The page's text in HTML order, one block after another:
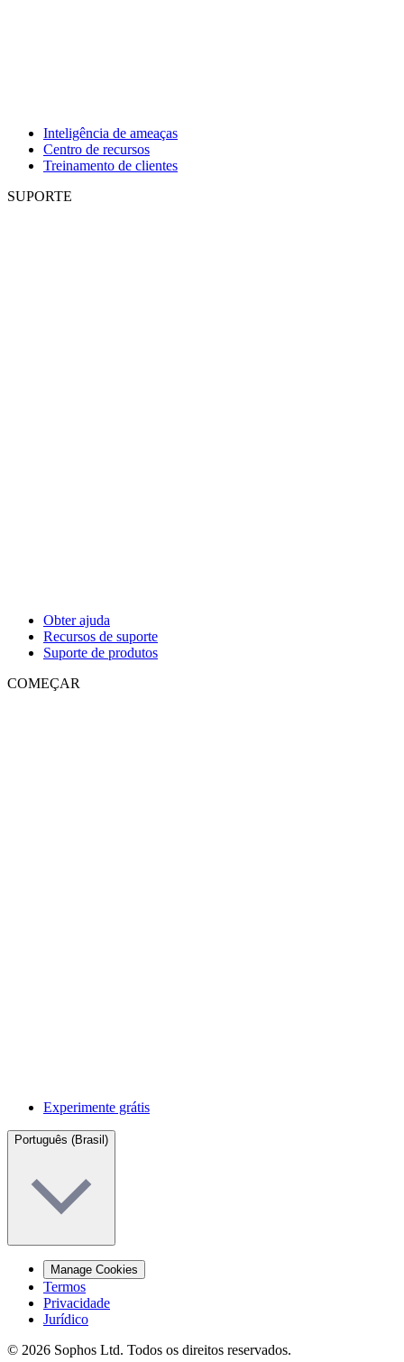
Inteligência de ameaças
Centro de recursos
Treinamento de clientes
SUPORTE
Obter ajuda
Recursos de suporte
Suporte de produtos
COMEÇAR
Experimente grátis
Português (Brasil)
Manage Cookies
Termos
Privacidade
Jurídico
© 2026 Sophos Ltd. Todos os direitos reservados.